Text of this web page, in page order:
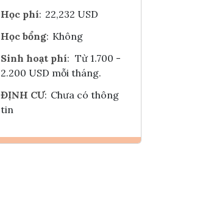
Học phí: 22,232 USD
Học bổng: Không
Sinh hoạt phí: Từ 1.700 -
2.200 USD mỗi tháng.
ĐỊNH CƯ: Chưa có thông
tin